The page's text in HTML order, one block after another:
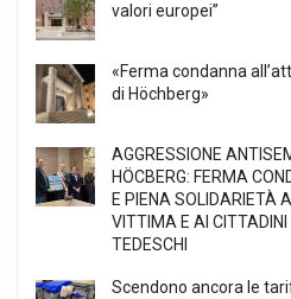
valori europei”
«Ferma condanna
di Höchberg»
AGGRESSIONE
HÖCBERG: FERMA
E PIENA SOLIDARIETÀ
VITTIMA E AI CITTADINI
TEDESCHI
Scendono ancora le